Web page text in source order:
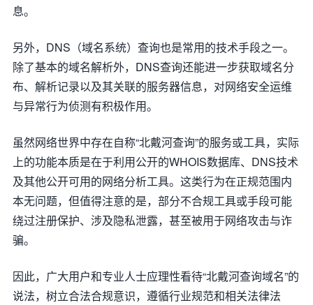
息。
另外，DNS（域名系统）查询也是常用的技术手段之一。
除了基本的域名解析外，DNS查询还能进一步获取域名分
布、解析记录以及其关联的服务器信息，对网络安全运维
与异常行为侦测有积极作用。
虽然网络世界中存在自称“北戴河查询”的服务或工具，实际
上的功能本质是在于利用公开的WHOIS数据库、DNS技术
及其他公开可用的网络分析工具。这类行为在正规范围内
本无问题，但值得注意的是，部分不合规工具或手段可能
绕过注册保护、涉及隐私泄露，甚至被用于网络攻击与诈
骗。
因此，广大用户和专业人士应理性看待“北戴河查询域名”的
说法，树立合法合规意识，遵循行业规范和相关法律法